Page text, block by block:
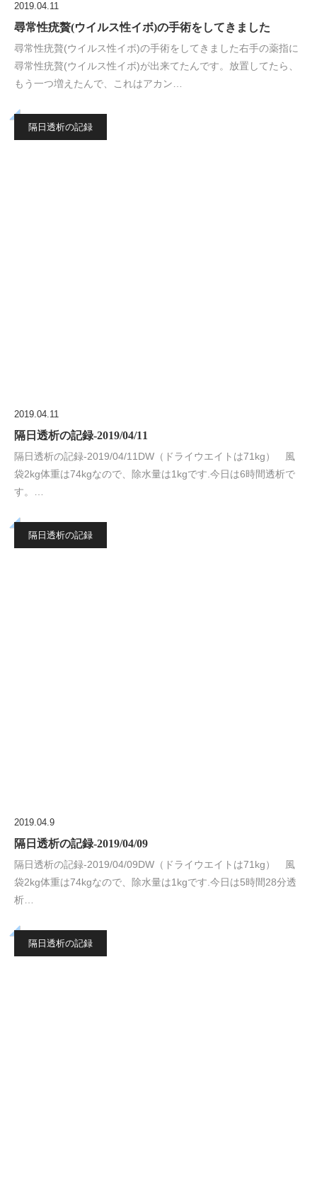
2019.04.11
尋常性疣贅(ウイルス性イボ)の手術をしてきました
尋常性疣贅(ウイルス性イボ)の手術をしてきました右手の薬指に
尋常性疣贅(ウイルス性イボ)が出来てたんです。放置してたら、
もう一つ増えたんで、これはアカン…
隔日透析の記録
2019.04.11
隔日透析の記録-2019/04/11
隔日透析の記録-2019/04/11DW（ドライウエイトは71kg） 風
袋2kg体重は74kgなので、除水量は1kgです.今日は6時間透析で
す。…
隔日透析の記録
2019.04.9
隔日透析の記録-2019/04/09
隔日透析の記録-2019/04/09DW（ドライウエイトは71kg） 風
袋2kg体重は74kgなので、除水量は1kgです.今日は5時間28分透
析…
隔日透析の記録